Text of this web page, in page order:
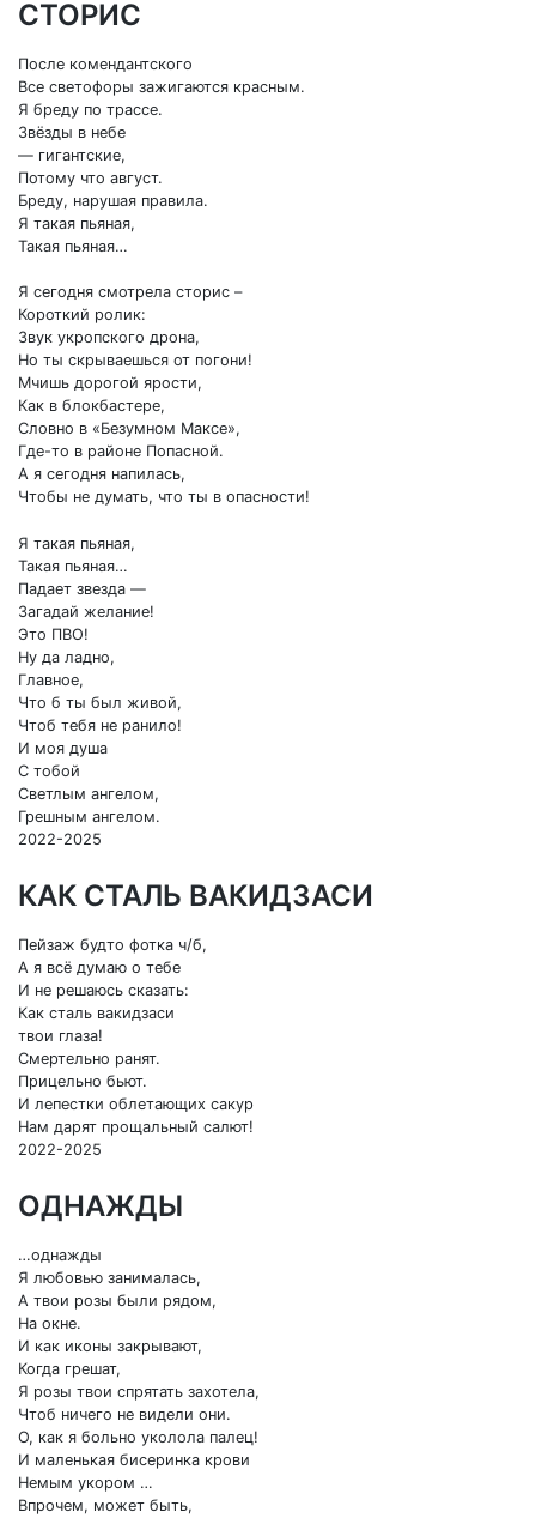
СТОРИС
После комендантского
Все светофоры зажигаются красным.
Я бреду по трассе.
Звёзды в небе
— гигантские,
Потому что август.
Бреду, нарушая правила.
Я такая пьяная,
Такая пьяная…
Я сегодня смотрела сторис –
Короткий ролик:
Звук укропского дрона,
Но ты скрываешься от погони!
Мчишь дорогой ярости,
Как в блокбастере,
Словно в «Безумном Максе»,
Где-то в районе Попасной.
А я сегодня напилась,
Чтобы не думать, что ты в опасности!
Я такая пьяная,
Такая пьяная…
Падает звезда —
Загадай желание!
Это ПВО!
Ну да ладно,
Главное,
Что б ты был живой,
Чтоб тебя не ранило!
И моя душа
С тобой
Светлым ангелом,
Грешным ангелом.
2022-2025
КАК СТАЛЬ ВАКИДЗАСИ
Пейзаж будто фотка ч/б,
А я всё думаю о тебе
И не решаюсь сказать:
Как сталь вакидзаси
твои глаза!
Смертельно ранят.
Прицельно бьют.
И лепестки облетающих сакур
Нам дарят прощальный салют!
2022-2025
ОДНАЖДЫ
…однажды
Я любовью занималась,
А твои розы были рядом,
На окне.
И как иконы закрывают,
Когда грешат,
Я розы твои спрятать захотела,
Чтоб ничего не видели они.
О, как я больно уколола палец!
И маленькая бисеринка крови
Немым укором …
Впрочем, может быть,